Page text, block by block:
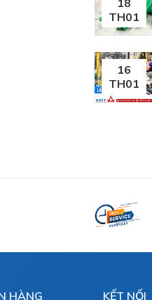
TH01
16
TH01
HÀNG KẾT NỐI